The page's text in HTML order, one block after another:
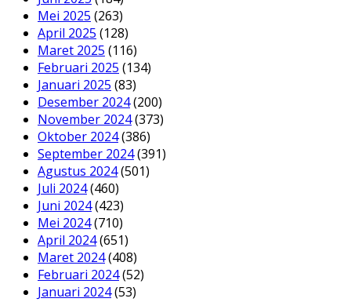
Mei 2025 (263)
April 2025 (128)
Maret 2025 (116)
Februari 2025 (134)
Januari 2025 (83)
Desember 2024(200)
November 2024(373)
Oktober 2024(386)
September 2024(391)
Agustus 2024(501)
Juli 2024(460)
Juni 2024(423)
Mei 2024(710)
April 2024(651)
Maret 2024(408)
Februari 2024(52)
Januari 2024(53)